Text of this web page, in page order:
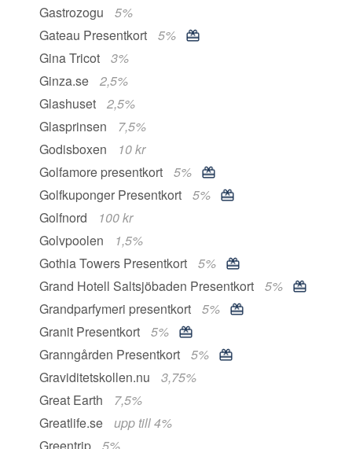
Gastrozogu
5%
Gateau Presentkort
5%
Gina Tricot
3%
Ginza.se
2,5%
Glashuset
2,5%
Glasprinsen
7,5%
Godisboxen
10 kr
Golfamore presentkort
5%
Golfkuponger Presentkort
5%
Golfnord
100 kr
Golvpoolen
1,5%
Gothia Towers Presentkort
5%
Grand Hotell Saltsjöbaden Presentkort
5%
Grandparfymeri presentkort
5%
Granit Presentkort
5%
Granngården Presentkort
5%
Graviditetskollen.nu
3,75%
Great Earth
7,5%
Greatlife.se
upp till 4%